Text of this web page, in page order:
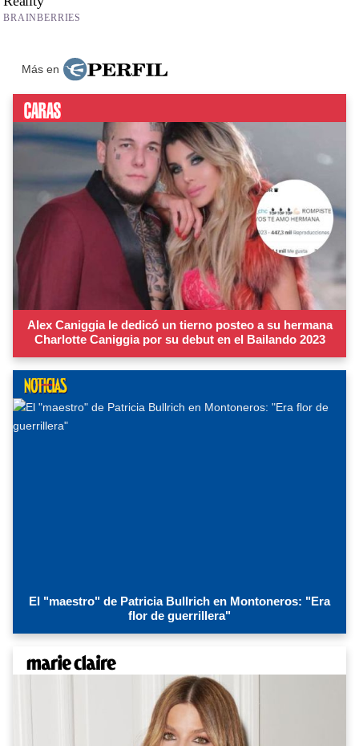
Más en
Alex Caniggia le dedicó un tierno posteo a su hermana
Charlotte Caniggia por su debut en el Bailando 2023
El "maestro" de Patricia Bullrich en Montoneros: "Era
flor de guerrillera"